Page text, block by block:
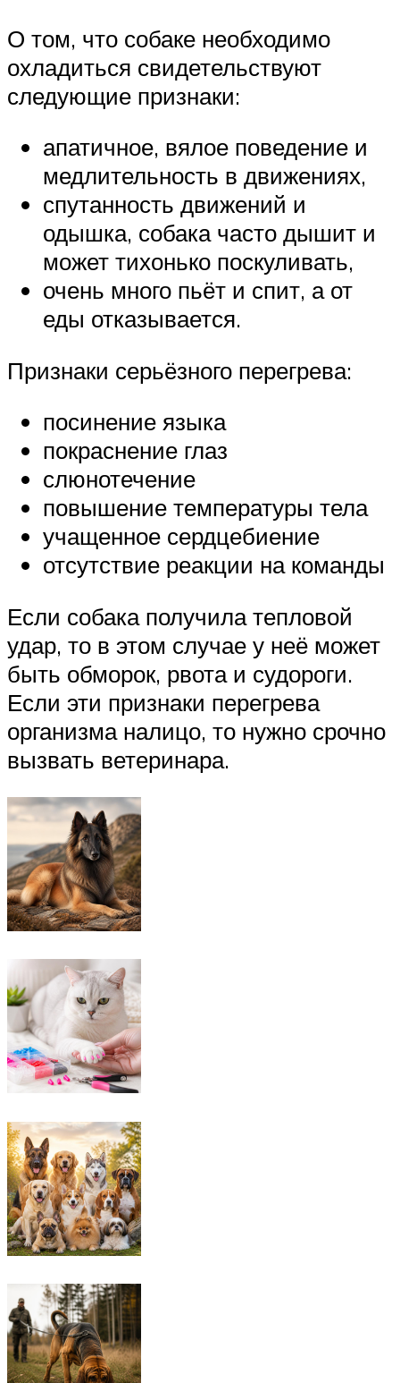
О том, что собаке необходимо
охладиться свидетельствуют
следующие признаки:
апатичное, вялое поведение и
медлительность в движениях,
спутанность движений и
одышка, собака часто дышит и
может тихонько поскуливать,
очень много пьёт и спит, а от
еды отказывается.
Признаки серьёзного перегрева:
посинение языка
покраснение глаз
слюнотечение
повышение температуры тела
учащенное сердцебиение
отсутствие реакции на команды
Если собака получила тепловой
удар, то в этом случае у неё может
быть обморок, рвота и судороги.
Если эти признаки перегрева
организма налицо, то нужно срочно
вызвать ветеринара.